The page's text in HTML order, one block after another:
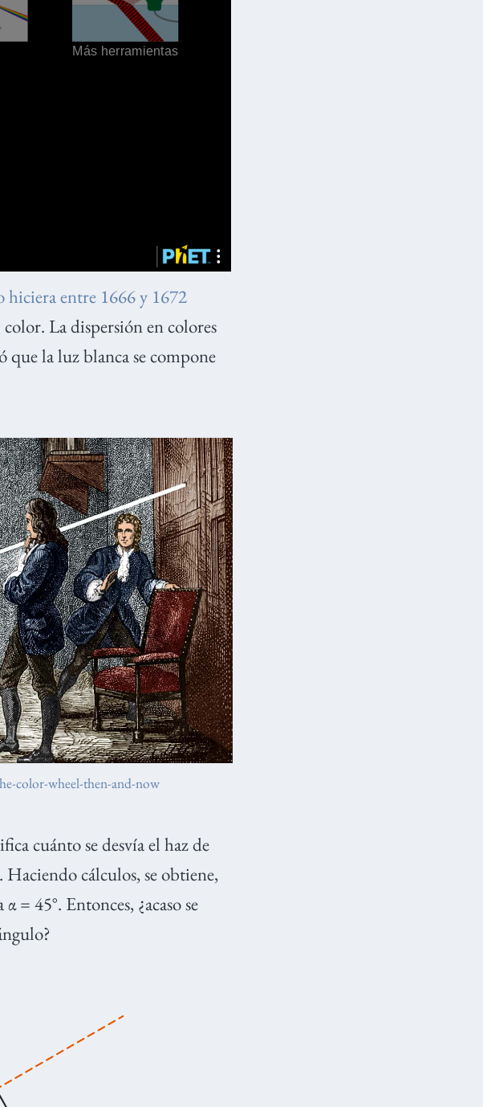
hiciera entre 1666 y 1672
La dispersión en colores
que la luz blanca se compone
color-wheel-then-and-now
cuánto se desvía el haz de
. Haciendo cálculos, se obtiene,
= 45°. Entonces, ¿acaso se